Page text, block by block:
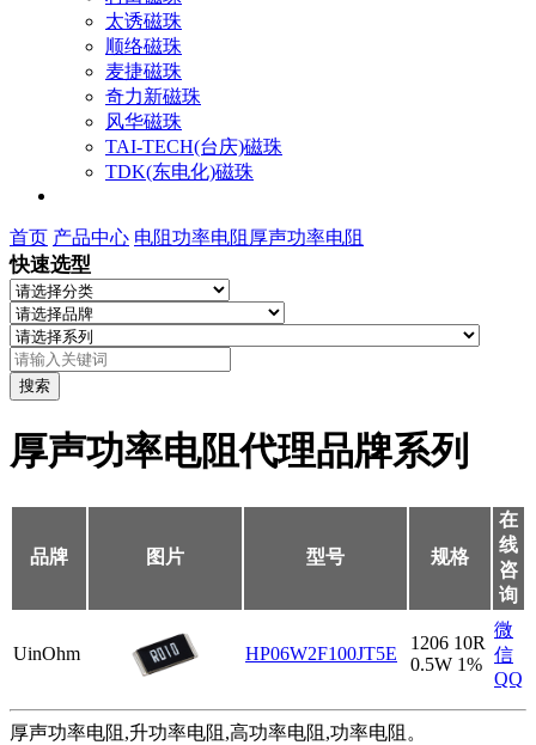
太诱磁珠
顺络磁珠
麦捷磁珠
奇力新磁珠
风华磁珠
TAI-TECH(台庆)磁珠
TDK(东电化)磁珠
首页 产品中心 电阻功率电阻 厚声功率电阻
快速选型
搜索
厚声功率电阻代理品牌系列
品牌 图片 型号 规格
在
线
咨
询
UinOhm HP06W2F100JT5E
1206 10R
0.5W 1%
微
信
QQ
厚声功率电阻,升功率电阻,高功率电阻,功率电阻。